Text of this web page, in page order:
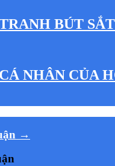
BÚT
NHÂN CỦA
→